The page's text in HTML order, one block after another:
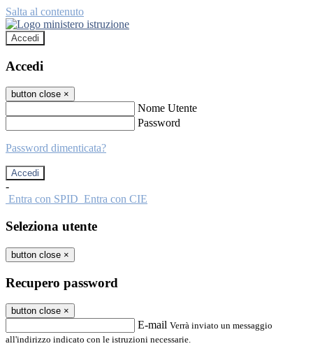
Salta al contenuto
Accedi
Accedi
button close ×
Nome Utente
Password
Password dimenticata?
-
Entra con SPID Entra con CIE
Seleziona utente
button close ×
Recupero password
button close ×
E-mail Verrà inviato un messaggio
all'indirizzo indicato con le istruzioni necessarie.